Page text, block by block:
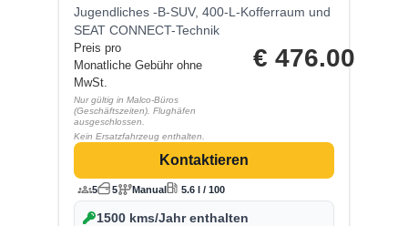
Jugendliches -B-SUV, 400-L-Kofferraum und
SEAT CONNECT-Technik
Preis pro
Monatliche Gebühr ohne
MwSt.
Nur gültig in Malco-Büros
(Geschäftszeiten). Flughäfen
ausgeschlossen.
Kein Ersatzfahrzeug enthalten.
€ 476.00
Kontaktieren
5 5 Manual 5.6 l / 100
1500 kms/Jahr enthalten